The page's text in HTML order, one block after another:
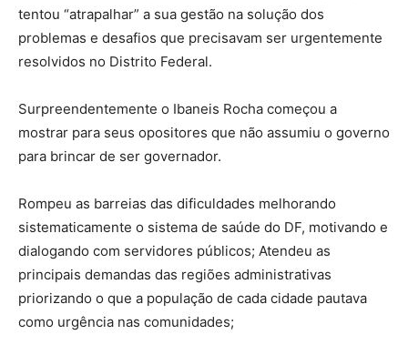
tentou “atrapalhar” a sua gestão na solução dos
problemas e desafios que precisavam ser urgentemente
resolvidos no Distrito Federal.
Surpreendentemente o Ibaneis Rocha começou a
mostrar para seus opositores que não assumiu o governo
para brincar de ser governador.
Rompeu as barreias das dificuldades melhorando
sistematicamente o sistema de saúde do DF, motivando e
dialogando com servidores públicos; Atendeu as
principais demandas das regiões administrativas
priorizando o que a população de cada cidade pautava
como urgência nas comunidades;